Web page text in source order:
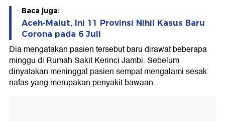
Baca juga:
Aceh-Malut, Ini 11 Provinsi Nihil Kasus Baru
Corona pada 6 Juli
Dia mengatakan pasien tersebut baru dirawat beberapa
minggu di Rumah Sakit Kerinci Jambi. Sebelum
dinyatakan meninggal pasien sempat mengalami sesak
nafas yang merupakan penyakit bawaan.